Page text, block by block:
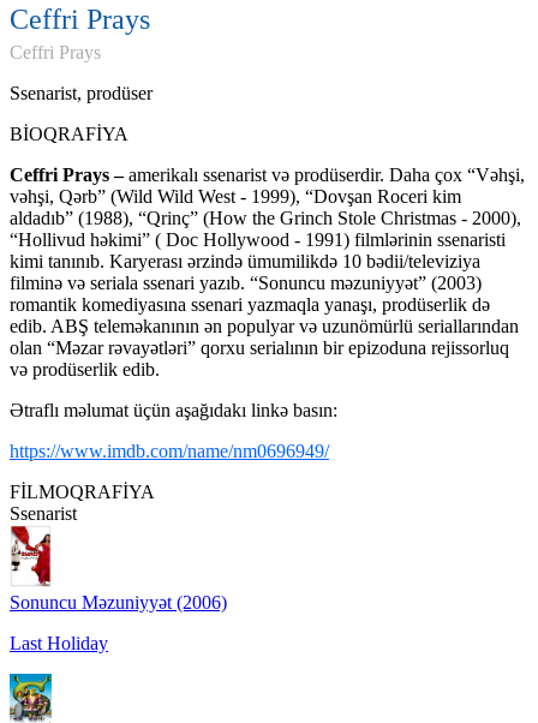
Ceffri Prays
Ceffri Prays
Ssenarist, prodüser
BİOQRAFİYA
Ceffri Prays –amerikalı ssenarist və prodüserdir. Daha çox “Vəhşi,
vəhşi, Qərb” (Wild Wild West - 1999), “Dovşan Roceri kim
aldadıb” (1988), “Qrinç” (How the Grinch Stole Christmas - 2000),
“Hollivud həkimi” ( Doc Hollywood - 1991) filmlərinin ssenaristi
kimi tanınıb. Karyerası ərzində ümumilikdə 10 bədii/televiziya
filminə və seriala ssenari yazıb. “Sonuncu məzuniyyət” (2003)
romantik komediyasına ssenari yazmaqla yanaşı, prodüserlik də
edib. ABŞ teleməkanının ən populyar və uzunömürlü seriallarından
olan “Məzar rəvayətləri” qorxu serialının bir epizoduna rejissorluq
və prodüserlik edib.
Ətraflı məlumat üçün aşağıdakı linkə basın:
https://www.imdb.com/name/nm0696949/
FİLMOQRAFİYA
Ssenarist
Sonuncu Məzuniyyət (2006)
Last Holiday